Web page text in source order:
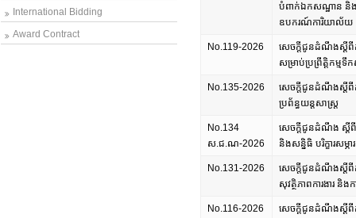
International Bidding
Award Contract
បំពាក់ឯកសណ្ឋាន និង
ឧបករណ៍ការិយាល័យ
No.119-2026
សេចក្តីជូនដំណឹងស្តីពីកា
សម្រាប់ប្រព្រឹត្តិកម្មទឹក
No.135-2026
សេចក្តីជូនដំណឹងស្តីពីក
ប្រព័ន្ធយន្តសាស្ត្រ
No.134
ស.ជ.ណ-2026
សេចក្តីជូនដំណឹង ស្តីពី
និងសន្និធិ បរិក្ខារស
No.131-2026
សេចក្តីជូនដំណឹងស្តីពីកា
សុវត្ថិភាពការងារ និង
No.116-2026
សេចក្តីជូនដំណឹងស្តីពីក